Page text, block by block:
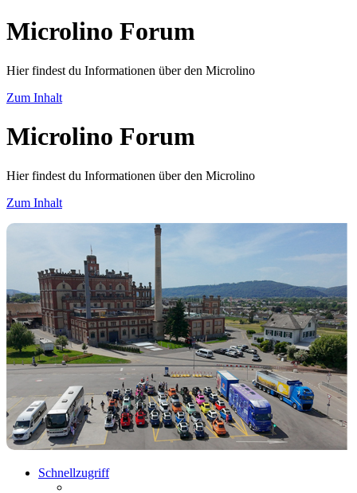
Microlino Forum
Hier findest du Informationen über den Microlino
Zum Inhalt
Microlino Forum
Hier findest du Informationen über den Microlino
Zum Inhalt
Schnellzugriff